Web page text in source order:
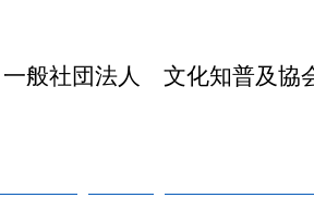
一般社団法人 文化知普及協